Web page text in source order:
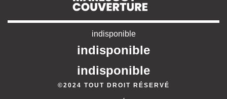
indisponible
indisponible
indisponible
©2024 TOUT DROIT RÉSERVÉ